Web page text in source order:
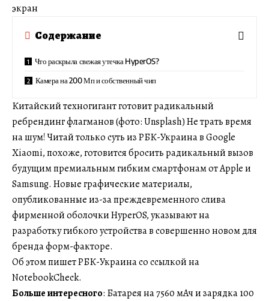
экран
Содержание
Что раскрыла свежая утечка HyperOS?
Камера на 200 Мп и собственный чип
Китайский техногигант готовит радикальный
ребрендинг флагманов (фото: Unsplash) Не трать время
на шум! Читай только суть из РБК-Украина в Google
Xiaomi, похоже, готовится бросить радикальный вызов
будущим премиальным гибким смартфонам от Apple и
Samsung. Новые графические материалы,
опубликованные из-за преждевременного слива
фирменной оболочки HyperOS, указывают на
разработку гибкого устройства в совершенно новом для
бренда форм-факторе.
Об этом пишет РБК-Украина со ссылкой на
NotebookCheck.
Больше интересного: Батарея на 7560 мАч и зарядка 100